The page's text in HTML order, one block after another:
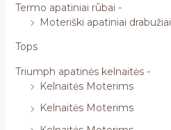
Termo apatiniai rūbai -
Moteriški apatiniai drabužiai
Tops
Triumph apatinės kelnaitės -
Kelnaitės Moterims
Kelnaitės Moterims